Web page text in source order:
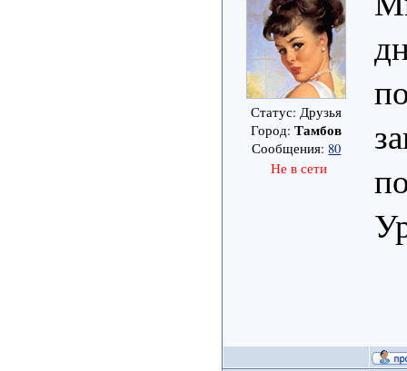
Статус: Друзья
Город:Тамбов
Сообщения:80
Не в сети